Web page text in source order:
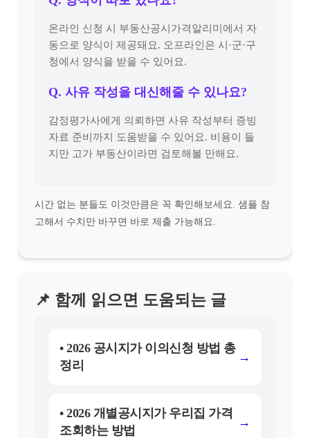
온라인 신청 시 부동산공시가격알리미에서 자
동으로 양식이 제공돼요. 오프라인은 시·군·구
청에서 양식을 받을 수 있어요.
Q. 사유 작성을 대신해줄 수 있나요?
감정평가사에게 의뢰하면 사유 작성부터 증빙
자료 준비까지 도움받을 수 있어요. 비용이 들
지만 고가 부동산이라면 검토해볼 만해요.
시간 없는 분들도 이것만큼은 꼭 확인해보세요. 샘플 참
고해서 수치만 바꾸면 바로 제출 가능해요.
📌 함께 읽으면 도움되는 글
• 2026 공시지가 이의신청 방법 총
정리
→
• 2026 개별공시지가 우리집 가격
조회하는 방법
→